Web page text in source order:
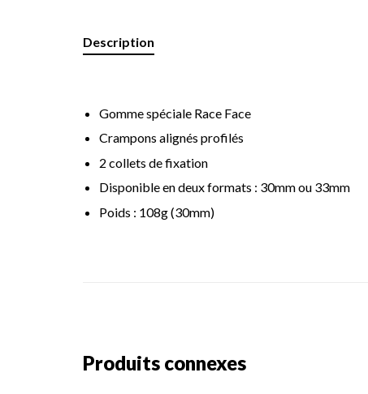
Description
Gomme spéciale Race Face
Crampons alignés profilés
2 collets de fixation
Disponible en deux formats : 30mm ou 33mm
Poids : 108g (30mm)
Produits connexes